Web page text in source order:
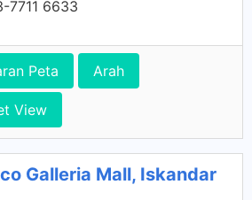
7711 6633
Peta Arah
View
Galleria Mall, Iskandar